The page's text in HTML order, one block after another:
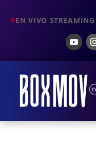
EN VIVO STREAMING